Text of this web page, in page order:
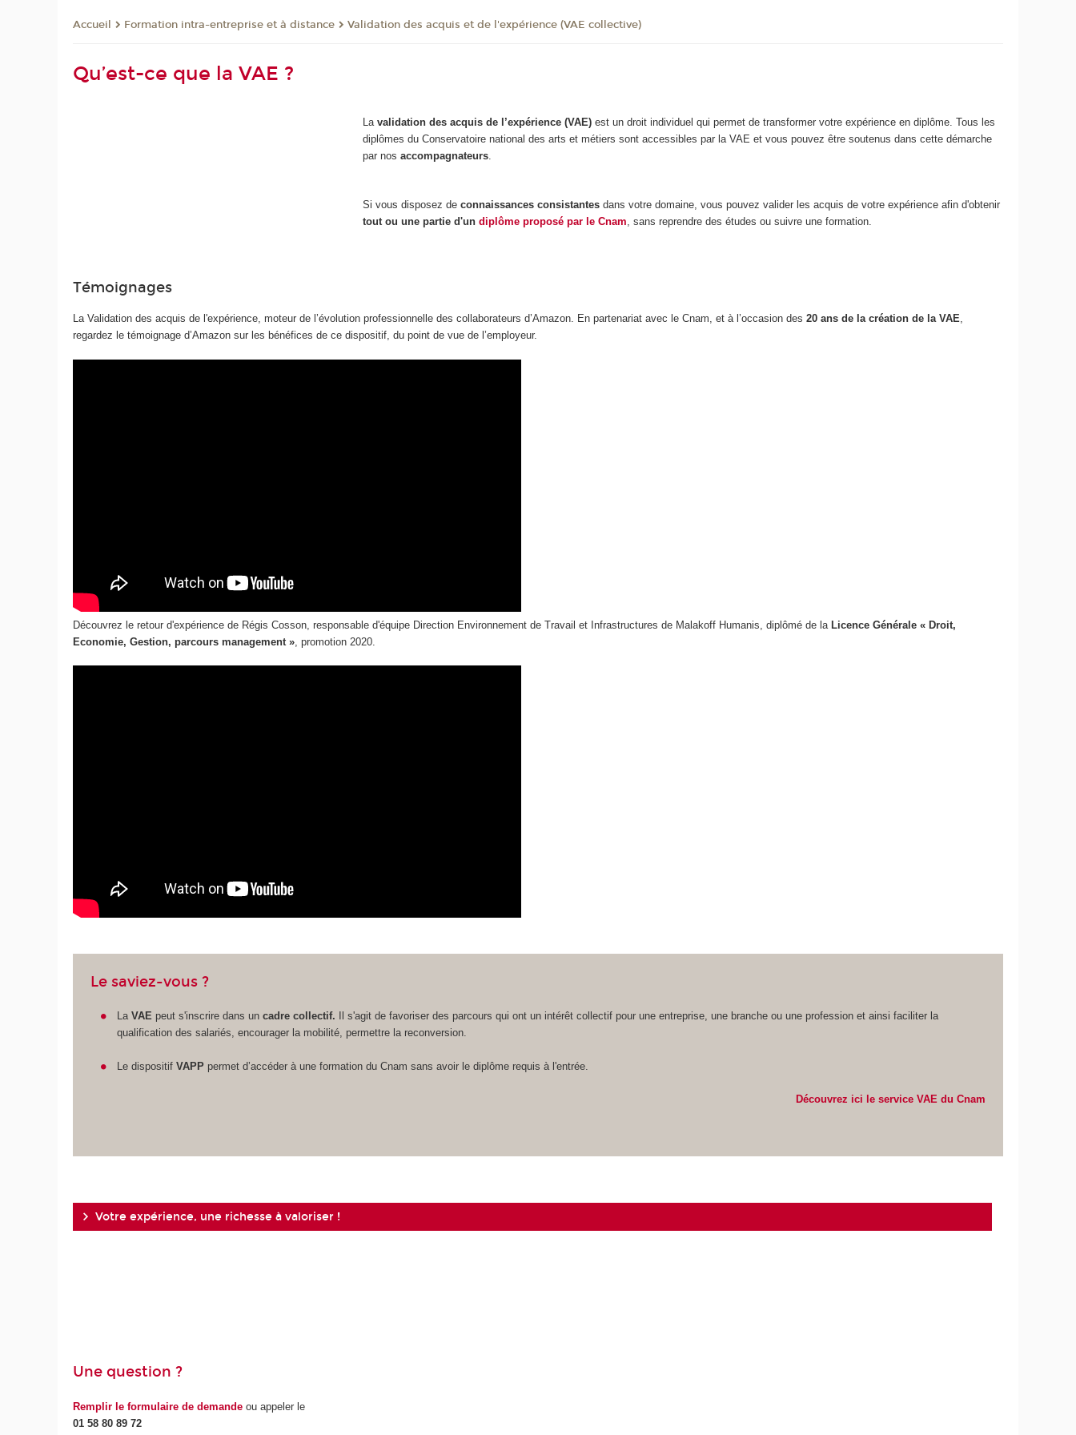
Accueil Formation intra-entreprise et à distance Validation des acquis et de l'expérience (VAE collective)
Qu’est-ce que la VAE ?
La validation des acquis de l’expérience (VAE)est un droit individuel qui permet de transformer votre expérience en diplôme. Tous les
diplômes du Conservatoire national des arts et métiers sont accessibles par la VAE et vous pouvez être soutenus dans cette démarche
par nos accompagnateurs.
Si vous disposez de connaissances consistantesdans votre domaine, vous pouvez valider les acquis de votre expérience afin d'obtenir
tout ou une partie d'un diplôme proposé par le Cnam, sans reprendre des études ou suivre une formation.
Témoignages
La Validation des acquis de l'expérience, moteur de l’évolution professionnelle des collaborateurs d’Amazon. En partenariat avec le Cnam, et à l’occasion des20 ans de la création de la VAE,
regardez le témoignage d’Amazon sur les bénéfices de ce dispositif, du point de vue de l’employeur.
Découvrez le retour d'expérience de Régis Cosson, responsable d'équipe Direction Environnement de Travail et Infrastructures de Malakoff Humanis, diplômé de laLicence Générale « Droit,
Economie, Gestion, parcours management » , promotion 2020.
Le saviez-vous ?
La VAE peut s'inscrire dans uncadre collectif. Il s'agit de favoriser des parcours qui ont un intérêt collectif pour une entreprise, une branche ou une profession et ainsi faciliter la
qualification des salariés, encourager la mobilité, permettre la reconversion.
Le dispositif VAPPpermet d’accéder à une formation du Cnam sans avoir le diplôme requis à l'entrée.
Découvrez ici le service VAE du Cnam
Votre expérience, une richesse à valoriser !
Une question ?
Remplir le formulaire de demande ou appeler le
01 58 80 89 72